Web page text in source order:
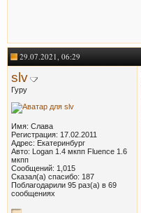
29.07.2021, 06:29
slv
Гуру
Имя: Слава
Регистрация: 17.02.2011
Адрес: Екатеринбург
Авто: Logan 1.4 мкпп Fluence 1.6
мкпп
Сообщений: 1,015
Сказал(а) спасибо: 187
Поблагодарили 95 раз(а) в 69
сообщениях